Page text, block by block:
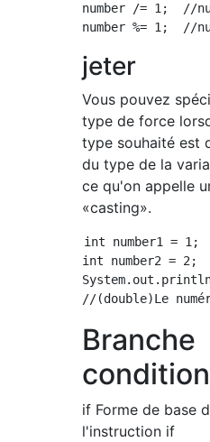
number /= 1;  //
jeter
Vous pouvez
type de force
type souhaité est
du type de la
ce qu'on appelle
«casting».
int number1 = 1;
int number2 = 2;
Branche
if Forme de base
l'instruction if